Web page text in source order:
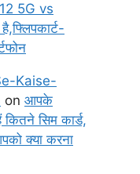
5G vs
Kaise-
on आपके
सिम कार्ड,
क्या करना